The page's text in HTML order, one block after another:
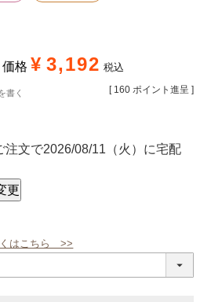
格 ¥ 3,192 税込
[ 160 ポイント進呈 ]
書く
注文で2026/08/11（火） に宅配
更
くはこちら >>